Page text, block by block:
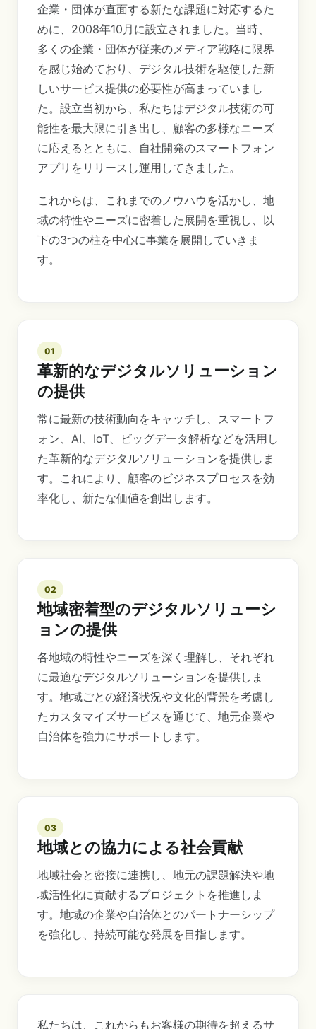
企業・団体が直面する新たな課題に対応するた
めに、2008年10月に設立されました。当時、
多くの企業・団体が従来のメディア戦略に限界
を感じ始めており、デジタル技術を駆使した新
しいサービス提供の必要性が高まっていまし
た。設立当初から、私たちはデジタル技術の可
能性を最大限に引き出し、顧客の多様なニーズ
に応えるとともに、自社開発のスマートフォン
アプリをリリースし運用してきました。
これからは、これまでのノウハウを活かし、地
域の特性やニーズに密着した展開を重視し、以
下の3つの柱を中心に事業を展開していきま
す。
01
革新的なデジタルソリューション
の提供
常に最新の技術動向をキャッチし、スマートフ
ォン、AI、IoT、ビッグデータ解析などを活用し
た革新的なデジタルソリューションを提供しま
す。これにより、顧客のビジネスプロセスを効
率化し、新たな価値を創出します。
02
地域密着型のデジタルソリューシ
ョンの提供
各地域の特性やニーズを深く理解し、それぞれ
に最適なデジタルソリューションを提供しま
す。地域ごとの経済状況や文化的背景を考慮し
たカスタマイズサービスを通じて、地元企業や
自治体を強力にサポートします。
03
地域との協力による社会貢献
地域社会と密接に連携し、地元の課題解決や地
域活性化に貢献するプロジェクトを推進しま
す。地域の企業や自治体とのパートナーシップ
を強化し、持続可能な発展を目指します。
私たちは、これからもお客様の期待を超えるサ